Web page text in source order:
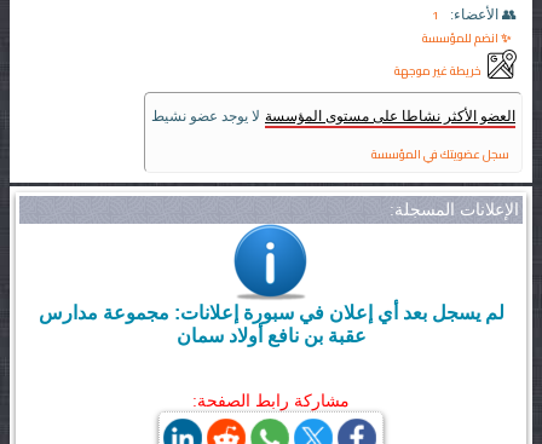
👥 الأعضاء:
1
✨ انضم للمؤسسة
خريطة غير موجهة
العضو الأكثر نشاطا على مستوى المؤسسة لا يوجد عضو نشيط
سجل عضويتك في المؤسسة
الإعلانات المسجلة:
لم يسجل بعد أي إعلان في سبورة إعلانات: مجموعة مدارس
عقبة بن نافع أولاد سمان
مشاركة رابط الصفحة: